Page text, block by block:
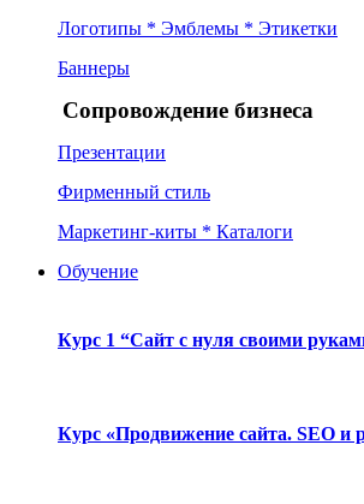
Логотипы * Эмблемы * Этикетки
Баннеры
Сопровождение бизнеса
Презентации
Фирменный стиль
Маркетинг-киты * Каталоги
Обучение
Курс 1 “Сайт с нуля своими
Курс «Продвижение сайта. SEO и